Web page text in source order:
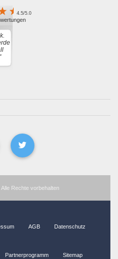
4.5/5.0
Rechte vorbehalten
AGB Datenschutz
Partnerprogramm Sitemap